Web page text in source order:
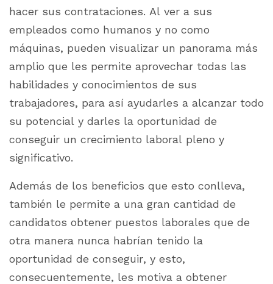
hacer sus contrataciones. Al ver a sus
empleados como humanos y no como
máquinas, pueden visualizar un panorama más
amplio que les permite aprovechar todas las
habilidades y conocimientos de sus
trabajadores, para así ayudarles a alcanzar todo
su potencial y darles la oportunidad de
conseguir un crecimiento laboral pleno y
significativo.
Además de los beneficios que esto conlleva,
también le permite a una gran cantidad de
candidatos obtener puestos laborales que de
otra manera nunca habrían tenido la
oportunidad de conseguir, y esto,
consecuentemente, les motiva a obtener